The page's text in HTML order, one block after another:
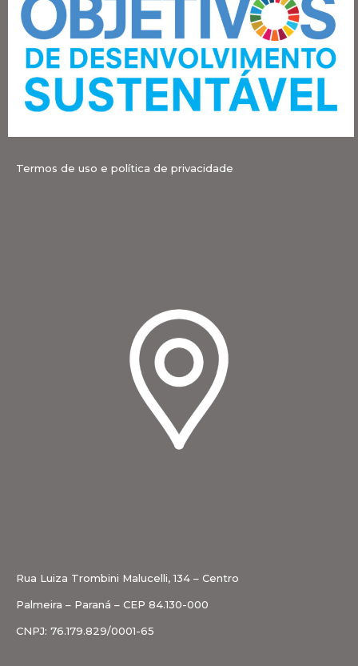
Termos de uso e política de privacidade
Rua Luiza Trombini Malucelli, 134 – Centro
Palmeira – Paraná – CEP 84.130-000
CNPJ: 76.179.829/0001-65